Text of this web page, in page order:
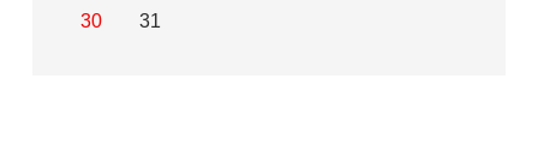
30 31